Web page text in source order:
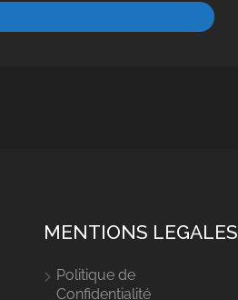
MENTIONS LEGALES
Politique de
Confidentialité
Assistanats